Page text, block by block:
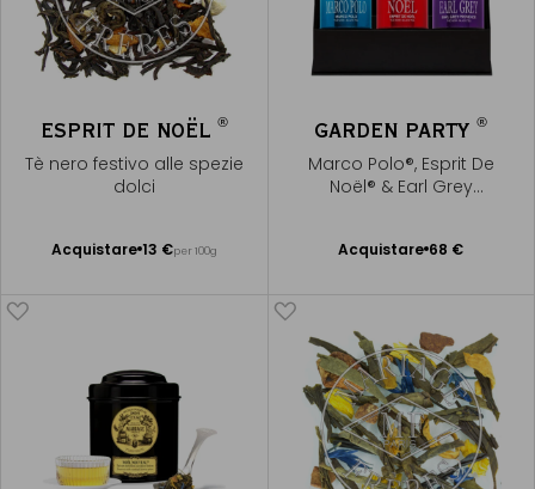
ESPRIT DE NOËL ®
Tè nero festivo alle spezie
dolci
Acquistare 13 €per 100g
Aggiungere
GARDEN PARTY®
Marco Polo®, Esprit De
Noël® & Earl Grey
Acquistare 68 €
Aggiungere